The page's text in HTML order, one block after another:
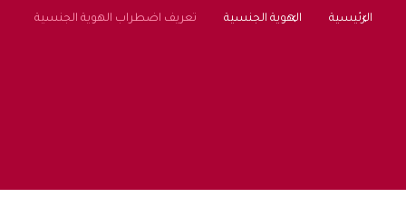
الرئيسية الهوية الجنسية تعريف اضطراب الهوية الجنسية